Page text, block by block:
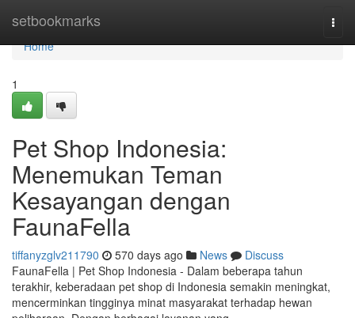
setbookmarks
Home
Home
1
Pet Shop Indonesia:
Menemukan Teman
Kesayangan dengan
FaunaFella
tiffanyzglv211790 570 days ago News
Discuss
FaunaFella | Pet Shop Indonesia - Dalam beberapa tahun
terakhir, keberadaan pet shop di Indonesia semakin meningkat,
mencerminkan tingginya minat masyarakat terhadap hewan